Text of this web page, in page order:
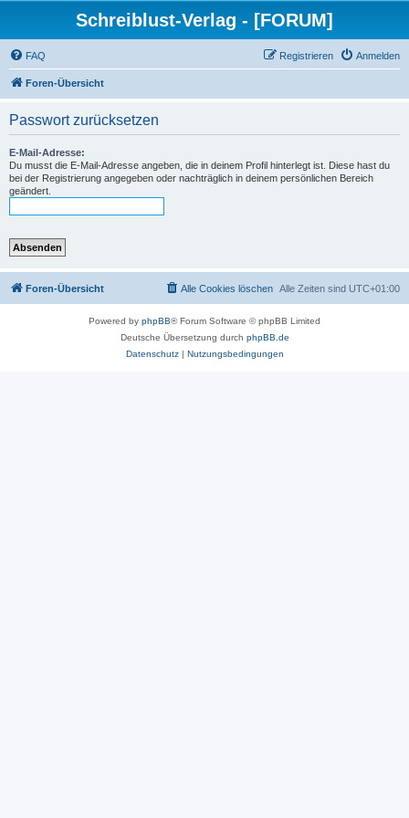
Schreiblust-Verlag - [FORUM]
FAQ Anmelden
Registrieren
Foren-Übersicht
Passwort zurücksetzen
E-Mail-Adresse:
Du musst die E-Mail-Adresse angeben, die in deinem Profil hinterlegt ist. Diese hast du
bei der Registrierung angegeben oder nachträglich in deinem persönlichen Bereich
geändert.
Foren-Übersicht Alle Zeiten sind UTC+01:00
Alle Cookies löschen
Powered by phpBB® Forum Software © phpBB Limited
Deutsche Übersetzung durch phpBB.de
Datenschutz| Nutzungsbedingungen